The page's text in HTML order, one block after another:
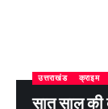
उत्तराखंड क्राइम
सात साल की